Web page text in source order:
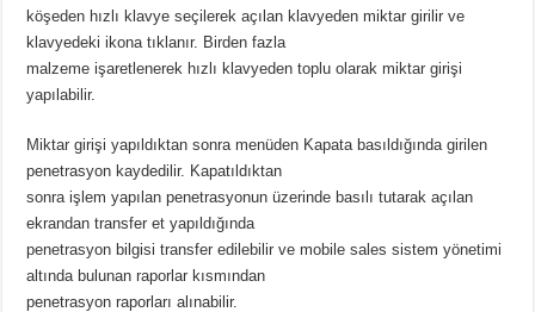
köşeden hızlı klavye seçilerek açılan klavyeden miktar girilir ve
klavyedeki ikona tıklanır. Birden fazla
malzeme işaretlenerek hızlı klavyeden toplu olarak miktar girişi
yapılabilir.
Miktar girişi yapıldıktan sonra menüden Kapata basıldığında girilen
penetrasyon kaydedilir. Kapatıldıktan
sonra işlem yapılan penetrasyonun üzerinde basılı tutarak açılan
ekrandan transfer et yapıldığında
penetrasyon bilgisi transfer edilebilir ve mobile sales sistem yönetimi
altında bulunan raporlar kısmından
penetrasyon raporları alınabilir.